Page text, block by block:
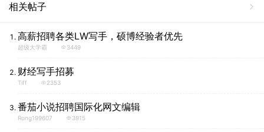
相关帖子
高薪招聘各类LW写手，硕博经验者优先
超级大学霸 3449
财经写手招募
Tiff 2353
番茄小说招聘国际化网文编辑
Rong199607 3915